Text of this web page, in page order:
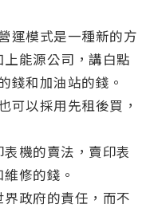
運模式是一種新的方
能源公司，講白點
錢和加油站的錢。
可以採用先租後買，
機的賣法，賣印表
修的錢。
政府的責任，而不